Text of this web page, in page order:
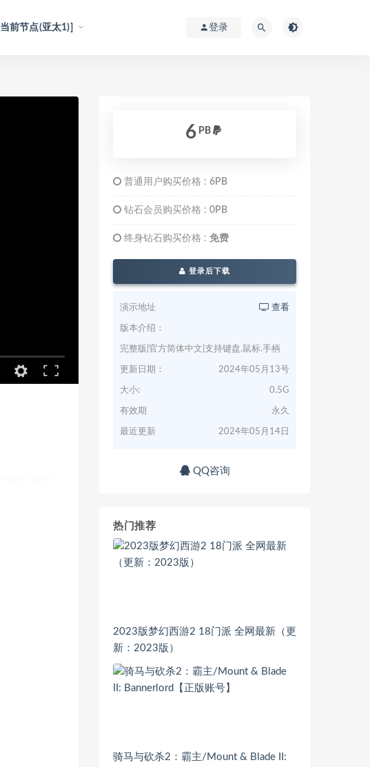
[当前节点(亚太1)] 登录
6 PB
普通用户购买价格 : 6PB
钻石会员购买价格 : 0PB
终身钻石购买价格 : 免费
登录后下载
演示地址 查看
版本介绍：
完整版|官方简体中文|支持键盘.鼠标.手柄
更新日期： 2024年05月13号
大小: 0.5G
有效期 永久
最近更新 2024年05月14日
QQ咨询
热门推荐
2023版梦幻西游2 18门派 全网最新（更
新：2023版）
骑马与砍杀2：霸主/Mount & Blade II: